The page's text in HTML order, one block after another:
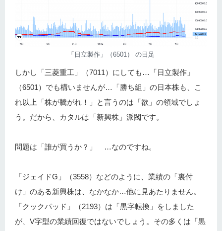
「日立製作」（6501） の日足
しかし「三菱重工」（7011）にしても…「日立製作」
（6501）でも構いませんが…「勝ち組」の日本株も、こ
れ以上「株が騰がれ！」と言うのは「欲」の領域でしょ
う。だから、カタルは「新興株」派閥です。
問題は「誰が買うか？」 …なのですね。
「ジェイドG」（3558）などのように、業績の「裏付
け」のある新興株は、なかなか…他に見あたりません。
「クックパッド」（2193）は「黒字転換」をしました
が、V字型の業績回復ではないでしょう。その多くは「黒